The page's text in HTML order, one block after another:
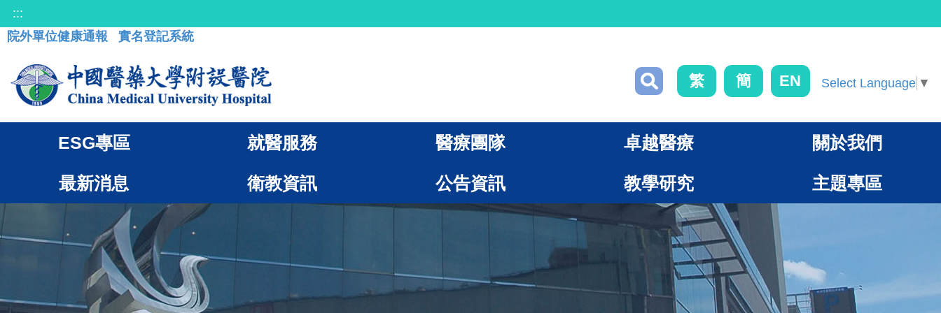
:::
院外單位健康通報
實名登記系統
繁 簡 EN Select Language ▼
ESG專區 就醫服務 醫療團隊 卓越醫療 關於我們
最新消息 衛教資訊 公告資訊 教學研究 主題專區